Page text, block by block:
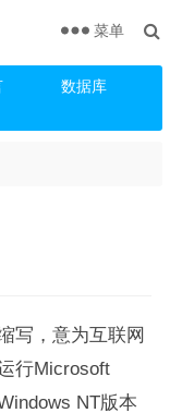
数据库
菜单
写，意为互联网
行Microsoft
NT版本